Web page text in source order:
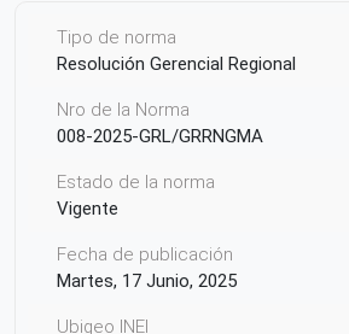
Tipo de norma
Resolución Gerencial Regional
Nro de la Norma
008-2025-GRL/GRRNGMA
Estado de la norma
Vigente
Fecha de publicación
Martes, 17 Junio, 2025
Ubigeo INEI